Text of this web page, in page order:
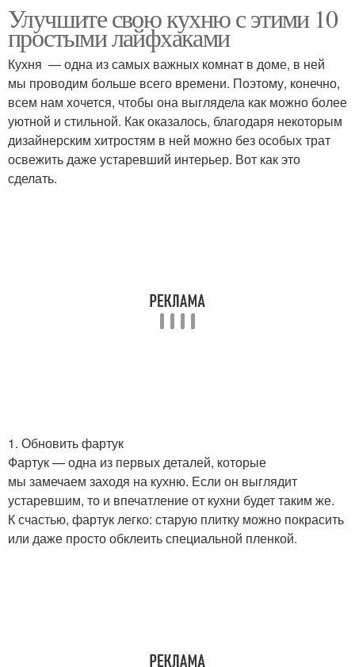
Улучшите свою кухню с этими 10
простыми лайфхаками
Кухня — одна из самых важных комнат в доме, в ней
мы проводим больше всего времени. Поэтому, конечно,
всем нам хочется, чтобы она выглядела как можно более
уютной и стильной. Как оказалось, благодаря некоторым
дизайнерским хитростям в ней можно без особых трат
освежить даже устаревший интерьер. Вот как это
сделать.
1. Обновить фартук
Фартук — одна из первых деталей, которые
мы замечаем заходя на кухню. Если он выглядит
устаревшим, то и впечатление от кухни будет таким же.
К счастью, фартук легко: старую плитку можно покрасить
или даже просто обклеить специальной пленкой.